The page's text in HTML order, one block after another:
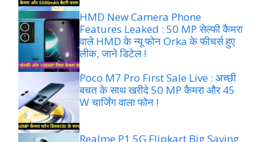
HMD New Camera Phone
Features Leaked : 50 MP सेल्फी कैमरा
वाले HMD के न्यू फोन Orka के फीचर्स हुए
लीक, जाने डिटेल !
Poco M7 Pro First Sale Live : अच्छी
बचत के साथ खरीदे 50 MP कैमरा और 45
W चार्जिंग वाला फोन !
Realme P1 5G Flipkart Big Saving